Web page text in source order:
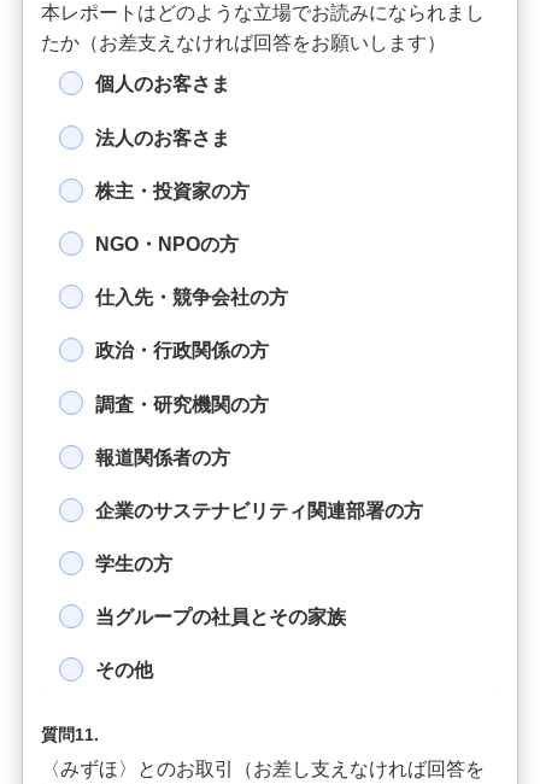
本レポートはどのような立場でお読みになられまし
たか（お差支えなければ回答をお願いします）
個人のお客さま
法人のお客さま
株主・投資家の方
NGO・NPOの方
仕入先・競争会社の方
政治・行政関係の方
調査・研究機関の方
報道関係者の方
企業のサステナビリティ関連部署の方
学生の方
当グループの社員とその家族
その他
質問11.
〈みずほ〉とのお取引（お差し支えなければ回答を